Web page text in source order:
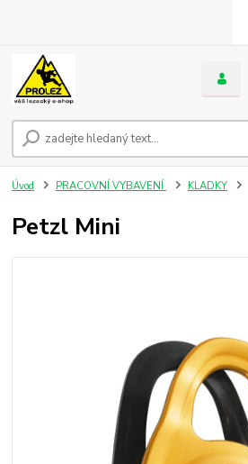
Úvod PRACOVNÍ VYBAVENÍ KLADKY
Petzl Mini